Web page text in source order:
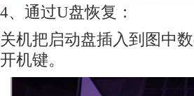
4、通过U盘恢复：
关机把启动盘插入到图中
开机键。